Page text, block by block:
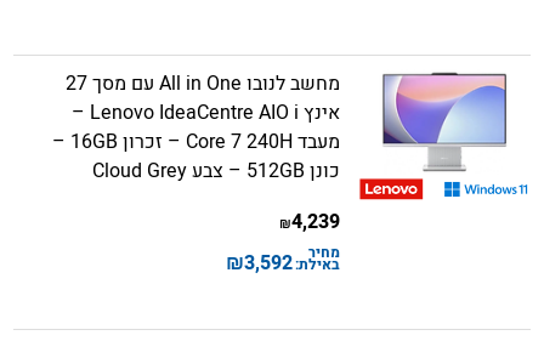
מחשב לנובו All in One עם מסך 27
אינץ Lenovo IdeaCentre AIO i –
מעבד Core 7 240H – זכרון 16GB –
כונן 512GB – צבע Cloud Grey
4,239
₪
מחיר
באילת:3,592
₪